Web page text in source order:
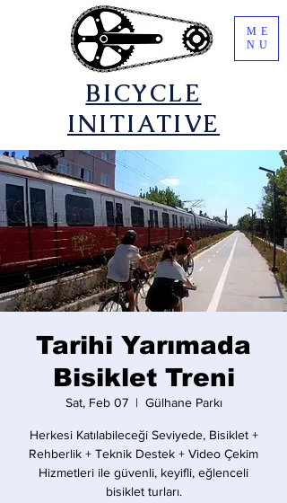
​BICYCLE
INITIATIVE
ME
NU
Tarihi Yarımada
Bisiklet Treni
Sat, Feb 07
  |
Gülhane Parkı
Herkesi Katılabileceği Seviyede, Bisiklet +
Rehberlik + Teknik Destek + Video Çekim
Hizmetleri ile güvenli, keyifli, eğlenceli
bisiklet turları.